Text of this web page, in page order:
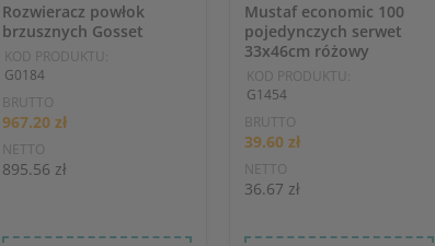
Rozwieracz powłok
brzusznych Gosset
KOD PRODUKTU:
G0184
BRUTTO
967.20 zł
NETTO
895.56 zł
Mustaf economic 100
pojedynczych serwet
33x46cm różowy
KOD PRODUKTU:
G1454
BRUTTO
39.60 zł
NETTO
36.67 zł